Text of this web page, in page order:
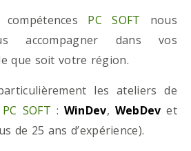
PC SOFT nous
accompagner dans vos
que soit votre région.
les ateliers de
PC SOFT : WinDev, WebDev et
de 25 ans d’expérience).